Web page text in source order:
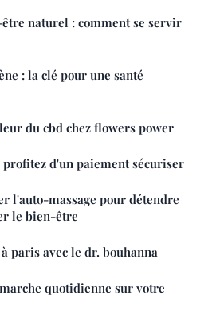
naturel : comment se servir
: la clé pour une santé
du cbd chez flowers power
Boutique de yoga : profitez d'un paiement sécuriser
l'auto-massage pour détendre
le bien-être
paris avec le dr. bouhanna
quotidienne sur votre